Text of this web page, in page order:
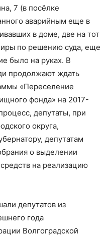
7 (в посёлке
аварийным еще в
в доме, две на тот
по решению суда, еще
было на руках. В
продолжают ждать
«Переселение
фонда» на 2017-
депутаты, при
округа,
депутатам
о выделении
на реализацию
депутатов из
года
Волгоградской